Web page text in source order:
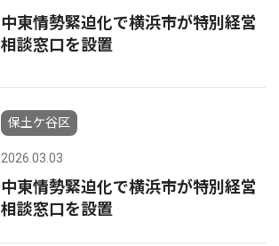
中東情勢緊迫化で横浜市が特別経営
相談窓口を設置
保土ケ谷区
2026.03.03
中東情勢緊迫化で横浜市が特別経営
相談窓口を設置